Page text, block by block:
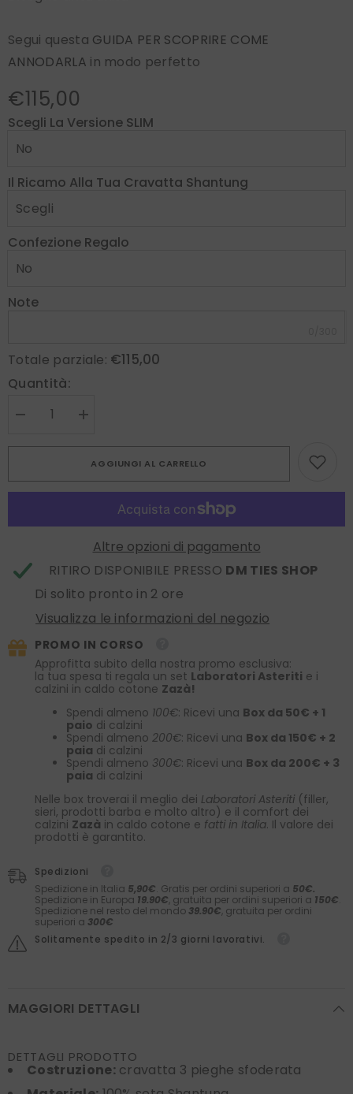
Segui questa GUIDA PER SCOPRIRE COME
ANNODARLA in modo perfetto
€115,00
Scegli La Versione SLIM
Il Ricamo Alla Tua Cravatta Shantung
Confezione Regalo
Note
Totale parziale: €115,00
Quantità:
Diminuire
quantità
3
pieghe
in
Blu
Aumenta
quantità
Cravatta
3
pieghe
sfoderata
in
shantung
AGGIUNGI AL CARRELLO
Altre opzioni di pagamento
RITIRO DISPONIBILE PRESSO DM TIES SHOP
Di solito pronto in 2 ore
Visualizza le informazioni del negozio
PROMO IN CORSO
Approfitta subito della nostra promo esclusiva:
la tua spesa ti regala un set Laboratori Asteriti e i
calzini in caldo cotone Zazà!
Spendi almeno 100€: Ricevi una Box da 50€ + 1
paio di calzini
Spendi almeno 200€: Ricevi una Box da 150€ + 2
paia di calzini
Spendi almeno 300€: Ricevi una Box da 200€ + 3
paia di calzini
Nelle box troverai il meglio dei Laboratori Asteriti (filler,
sieri, prodotti barba e molto altro) e il comfort dei
calzini Zazà in caldo cotone e fatti in Italia. Il valore dei
prodotti è garantito.
Spedizioni
Spedizione in Italia 5,90€. Gratis per ordini superiori a 50€.
Spedizione in Europa 19.90€, gratuita per ordini superiori a 150€.
Spedizione nel resto del mondo 39.90€, gratuita per ordini
superiori a 300€
Solitamente spedito in 2/3 giorni lavorativi.
MAGGIORI DETTAGLI
DETTAGLI PRODOTTO
Costruzione:cravatta 3 pieghe sfoderata